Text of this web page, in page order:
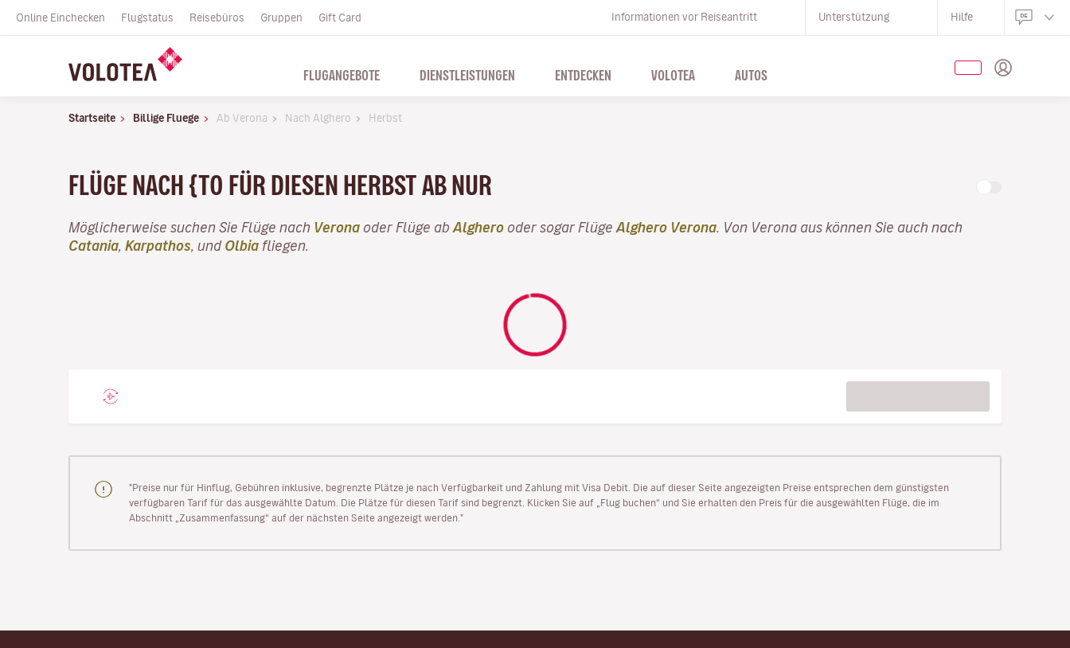
Online Einchecken Flugstatus Reisebüros Gruppen Gift Card Informationen vor Reiseantritt Unterstützung Hilfe
FLUGANGEBOTE DIENSTLEISTUNGEN ENTDECKEN VOLOTEA AUTOS
Startseite Billige Fluege Ab Verona Nach Alghero Herbst
FLÜGE NACH {TO FÜR DIESEN HERBST AB NUR
Möglicherweise suchen Sie Flüge nach Verona oder Flüge ab Alghero oder sogar Flüge Alghero Verona . Von Verona aus können Sie auch nach
Catania Karpathos , und Olbia fliegen.
"Preise nur für Hinflug, Gebühren inklusive, begrenzte Plätze je nach Verfügbarkeit und Zahlung mit Visa Debit. Die auf dieser Seite angezeigten Preise entsprechen dem günstigsten
verfügbaren Tarif für das ausgewählte Datum. Die Plätze für diesen Tarif sind begrenzt. Klicken Sie auf „Flug buchen“ und Sie erhalten den Preis für die ausgewählten Flüge, die im
Abschnitt „Zusammenfassung“ auf der nächsten Seite angezeigt werden."